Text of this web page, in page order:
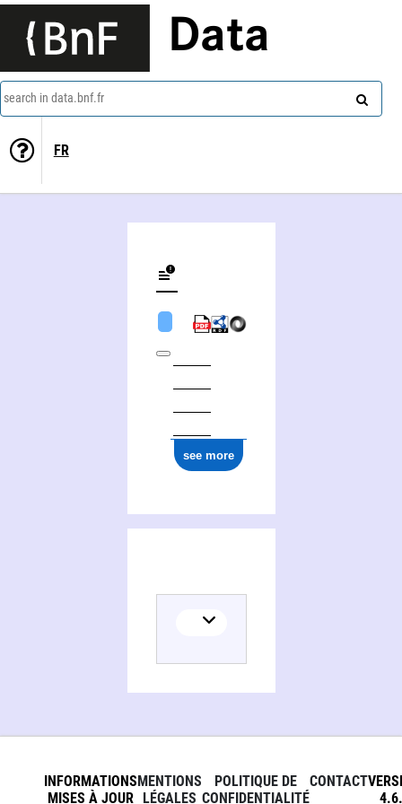
Data
search in data.bnf.fr
FR
see more
INFORMATIONS
MISES À JOUR
MENTIONS
LÉGALES
POLITIQUE DE
CONFIDENTIALITÉ
CONTACT